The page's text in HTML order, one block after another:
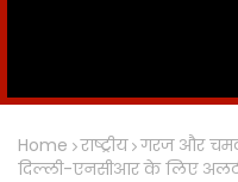
Home राष्ट्रीय गरज और
दिल्ली-एनसीआर के लिए